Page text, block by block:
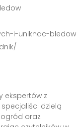
i-uniknac-bledow
ekspertów z
dzielą
oraz